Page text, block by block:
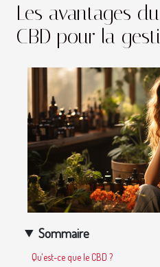
Les avantages
CBD pour la
Sommaire
Qu'est-ce que le CBD ?